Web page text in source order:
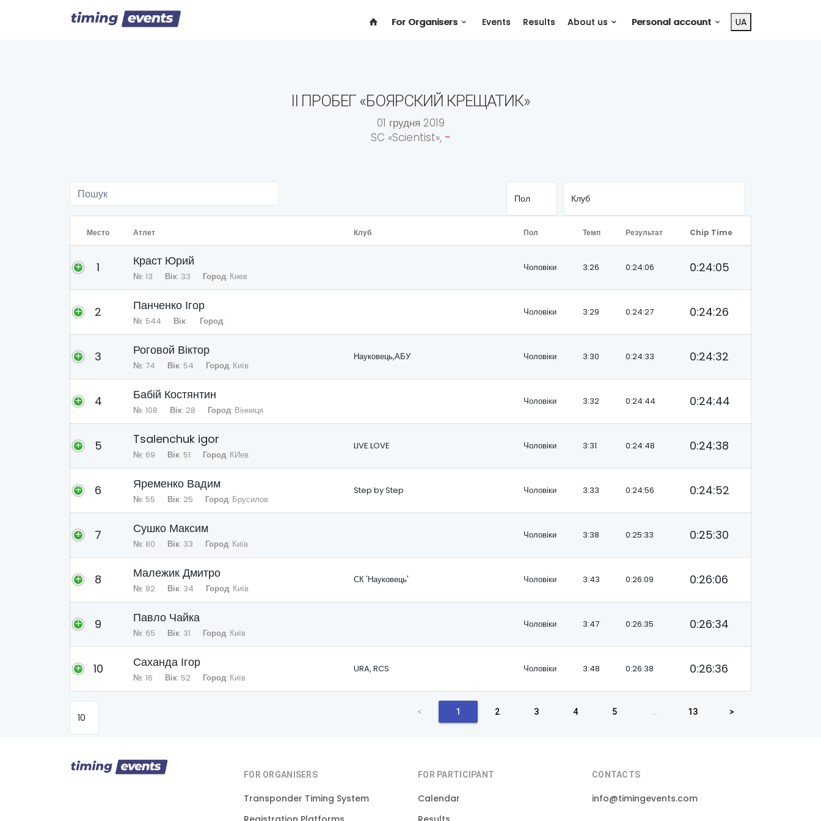
For Organisers Events Results About us Personal account UA
II ПРОБЕГ «БОЯРСКИЙ КРЕЩАТИК»
01 грудня 2019
SC «Scientist», -
Место Атлет Клуб Пол Темп Результат Chip Time
1 Краст Юрий
№: 13 Вік: 33 Город: Киев
Чоловіки 3:26 0:24:06 0:24:05
2 Панченко Ігор
№: 544 Вік: Город:
Чоловіки 3:29 0:24:27 0:24:26
3 Роговой Віктор
№: 74 Вік: 54 Город: Київ
Науковець,АБУ Чоловіки 3:30 0:24:33 0:24:32
4 Бабій Костянтин
№: 108 Вік: 28 Город: Вінниця
Чоловіки 3:32 0:24:44 0:24:44
5 Tsalenchuk igor
№: 69 Вік: 51 Город: КИев
LIVE.LOVE Чоловіки 3:31 0:24:48 0:24:38
6 Яременко Вадим
№: 55 Вік: 25 Город: Брусилов
Step by Step Чоловіки 3:33 0:24:56 0:24:52
7 Сушко Максим
№: 80 Вік: 33 Город: Київ
Чоловіки 3:38 0:25:33 0:25:30
8 Малежик Дмитро
№: 82 Вік: 34 Город: Київ
СК 'Науковець' Чоловіки 3:43 0:26:09 0:26:06
9 Павло Чайка
№: 65 Вік: 31 Город: Київ
Чоловіки 3:47 0:26:35 0:26:34
10 Саханда Ігор
№: 16 Вік: 52 Город: Київ
URA, RCS Чоловіки 3:48 0:26:38 0:26:36
< 1 2 3 4 5 13 >
FOR ORGANISERS
Transponder Timing System
FOR PARTICIPANT
Calendar
CONTACTS
info@timingevents.com